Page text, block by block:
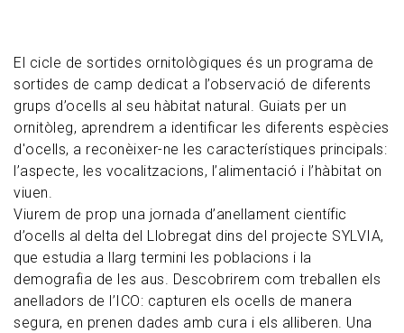
El cicle de sortides ornitològiques és un programa de
sortides de camp dedicat a l’observació de diferents
grups d’ocells al seu hàbitat natural. Guiats per un
ornitòleg, aprendrem a identificar les diferents espècies
d'ocells, a reconèixer-ne les característiques principals:
l’aspecte, les vocalitzacions, l’alimentació i l’hàbitat on
viuen.
Viurem de prop una jornada d’anellament científic
d’ocells al delta del Llobregat dins del projecte SYLVIA,
que estudia a llarg termini les poblacions i la
demografia de les aus. Descobrirem com treballen els
anelladors de l’ICO: capturen els ocells de manera
segura, en prenen dades amb cura i els alliberen. Una